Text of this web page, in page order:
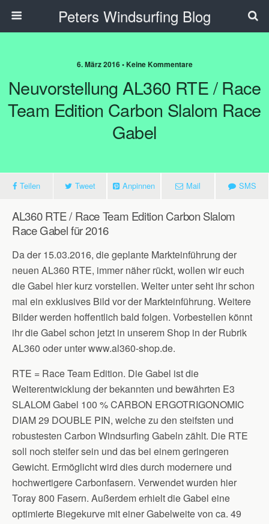
Peters Windsurfing Blog
6. März 2016 • Keine Kommentare
Neuvorstellung AL360 RTE / Race
Team Edition Carbon Slalom Race
Gabel
Teilen Tweet Anpinnen Mail SMS
AL360 RTE / Race Team Edition Carbon Slalom
Race Gabel für 2016
Da der 15.03.2016, die geplante Markteinführung der
neuen AL360 RTE, immer näher rückt, wollen wir euch
die Gabel hier kurz vorstellen. Weiter unter seht ihr schon
mal ein exklusives Bild vor der Markteinführung. Weitere
Bilder werden hoffentlich bald folgen. Vorbestellen könnt
ihr die Gabel schon jetzt in unserem Shop in der Rubrik
AL360 oder unter www.al360-shop.de.
RTE = Race Team Edition. Die Gabel ist die
Weiterentwicklung der bekannten und bewährten E3
SLALOM Gabel 100 % CARBON ERGOTRIGONOMIC
DIAM 29 DOUBLE PIN, welche zu den steifsten und
robustesten Carbon Windsurfing Gabeln zählt. Die RTE
soll noch steifer sein und das bei einem geringeren
Gewicht. Ermöglicht wird dies durch modernere und
hochwertigere Carbonfasern. Verwendet wurden hier
Toray 800 Fasern. Außerdem erhielt die Gabel eine
optimierte Biegekurve mit einer Gabelweite von ca. 49